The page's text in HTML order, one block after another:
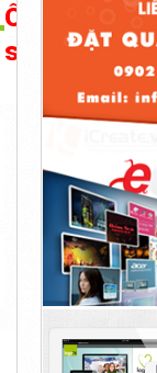
Ống gió
simili và